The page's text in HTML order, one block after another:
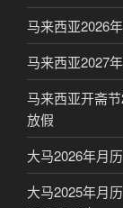
马来西亚2026
马来西亚2027
马来西亚开斋
放假
大马2026年月
大马2025年月